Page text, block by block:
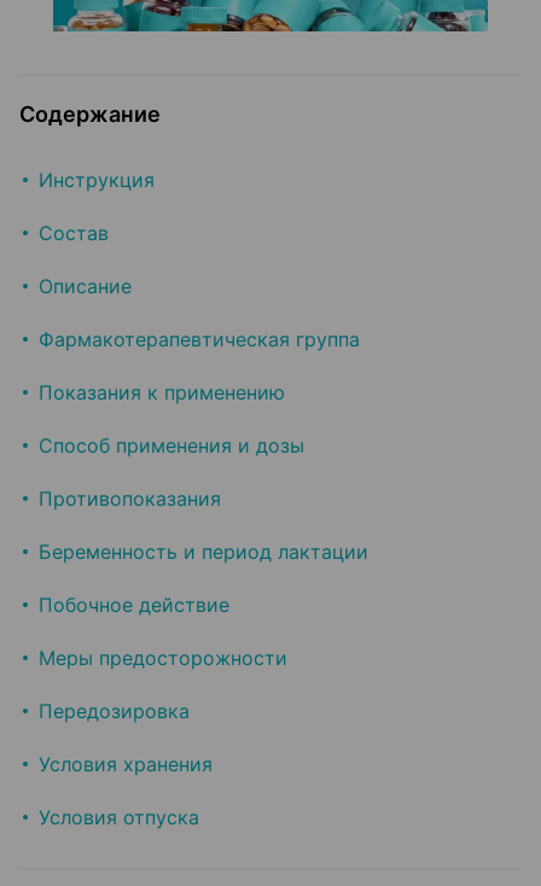
Содержание
Инструкция
Состав
Описание
Фармакотерапевтическая группа
Показания к применению
Способ применения и дозы
Противопоказания
Беременность и период лактации
Побочное действие
Меры предосторожности
Передозировка
Условия хранения
Условия отпуска